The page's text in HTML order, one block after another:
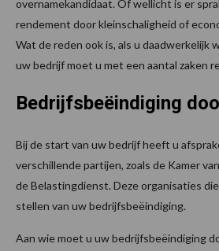
overnamekandidaat. Of wellicht is er
rendement door kleinschaligheid of
Wat de reden ook is, als u daadwerkelijk
uw bedrijf moet u met een aantal zaken
Bedrijfsbeëindiging
Bij de start van uw bedrijf heeft u
verschillende partijen, zoals de Kamer
de Belastingdienst. Deze organisaties
stellen van uw bedrijfsbeëindiging.
Aan wie moet u uw bedrijfsbeëindiging